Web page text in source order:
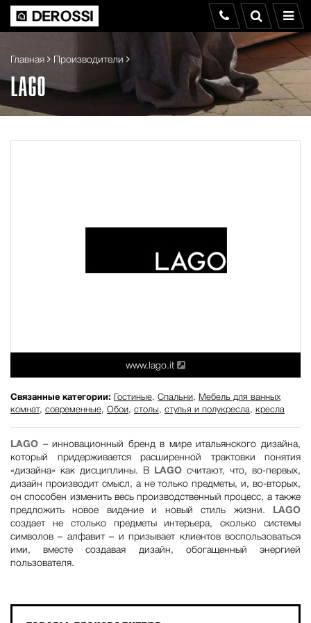
Главная Производители
LAGO
www.lago.it
Связанные категории: Гостиные, Спальни,
Мебель для ванных
комнат, современные, Обои, столы, стулья и полукресла, кресла
LAGO – инновационный бренд в мире итальянского дизайна,
который придерживается расширенной трактовки понятия
«дизайна» как дисциплины. В
LAGO считают, что, во-первых,
дизайн производит смысл, а не только предметы, и, во-вторых,
он способен изменить весь производственный процесс, а также
предложить новое видение и новый стиль жизни.
LAGO
создает не столько предметы интерьера, сколько системы
символов – алфавит – и призывает клиентов воспользоваться
ими, вместе создавая дизайн, обогащенный энергией
пользователя.